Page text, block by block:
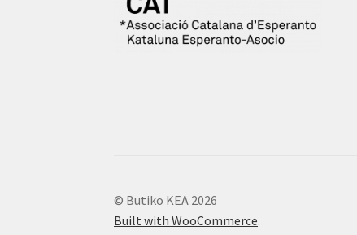
© Butiko KEA 2026
Built with WooCommerce.